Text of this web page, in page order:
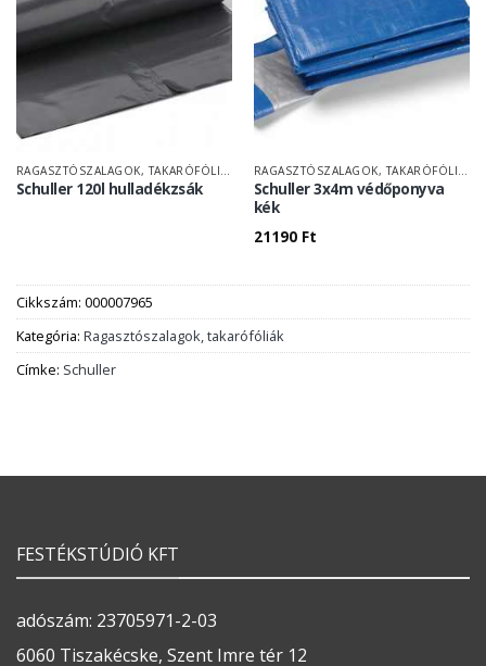
Schuller 120l hulladékzsák
Schuller 3x4m védőponyva
kék
21190 Ft
Cikkszám: 000007965
Kategória: Ragasztószalagok, takarófóliák
Címke: Schuller
FESTÉKSTÚDIÓ KFT
adószám: 23705971-2-03
6060 Tiszakécske, Szent Imre tér 12